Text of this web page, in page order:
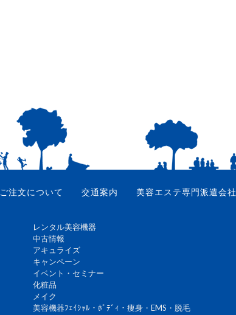
ご注文について 交通案内 美容エステ専門派遣会社
レンタル美容機器
中古情報
アキュライズ
キャンペーン
イベント・セミナー
化粧品
メイク
美容機器ﾌｪｲｼｬﾙ・ﾎﾞﾃﾞｨ・痩身・EMS・脱毛